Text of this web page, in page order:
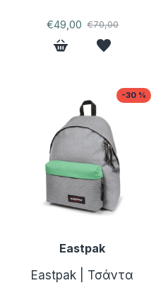
€49,00 €70,00
-30 %
Eastpak
Eastpak | Τσάντα